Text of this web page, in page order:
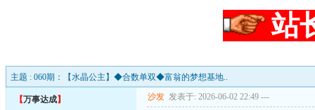
站
主题 : 060期：【水晶公主】◆合数单双◆富翁的梦想基地..
【万事达成】 沙发 发表于: 2026-06-02 22:49 ---